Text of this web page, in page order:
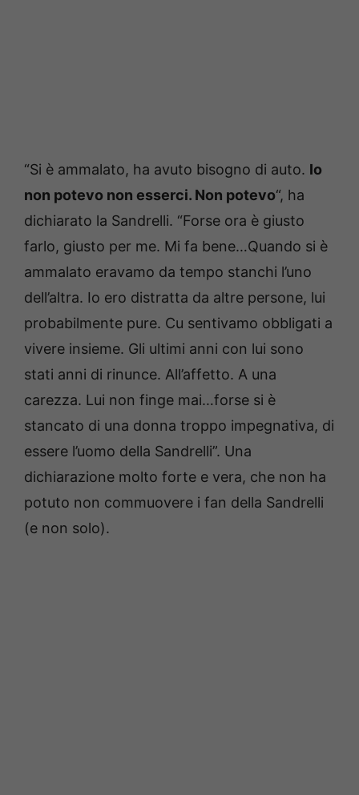
“Si è ammalato, ha avuto bisogno di auto. Io
non potevo non esserci. Non potevo“, ha
dichiarato la Sandrelli. “Forse ora è giusto
farlo, giusto per me. Mi fa bene…Quando si è
ammalato eravamo da tempo stanchi l’uno
dell’altra. Io ero distratta da altre persone, lui
probabilmente pure. Cu sentivamo obbligati a
vivere insieme. Gli ultimi anni con lui sono
stati anni di rinunce. All’affetto. A una
carezza. Lui non finge mai…forse si è
stancato di una donna troppo impegnativa, di
essere l’uomo della Sandrelli”. Una
dichiarazione molto forte e vera, che non ha
potuto non commuovere i fan della Sandrelli
(e non solo).